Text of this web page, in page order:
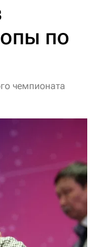
по
чемпионата